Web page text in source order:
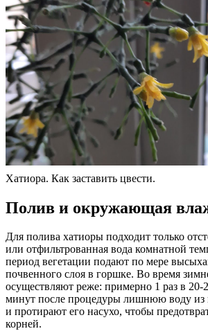
Хатиора. Как заставить цвести.
Полив и окружающая
Для полива хатиоры подходит только
или отфильтрованная вода комнатной
период вегетации подают по мере
почвенного слоя в горшке. Во время
осуществляют реже: примерно 1 раз в 20-
минут после процедуры лишнюю воду из
и протирают его насухо, чтобы
корней.